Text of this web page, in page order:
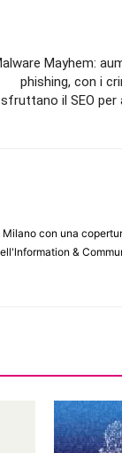
Mayhem:
phishing, con i
sfruttano il SEO
con una
&